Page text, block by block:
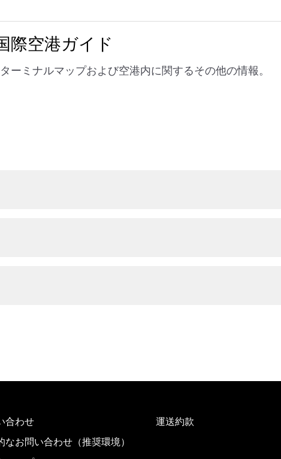
際空港ガイド
ーミナルマップおよび空港内に関するその他の情報。
合わせ
なお問い合わせ（推奨環境）
運送約款